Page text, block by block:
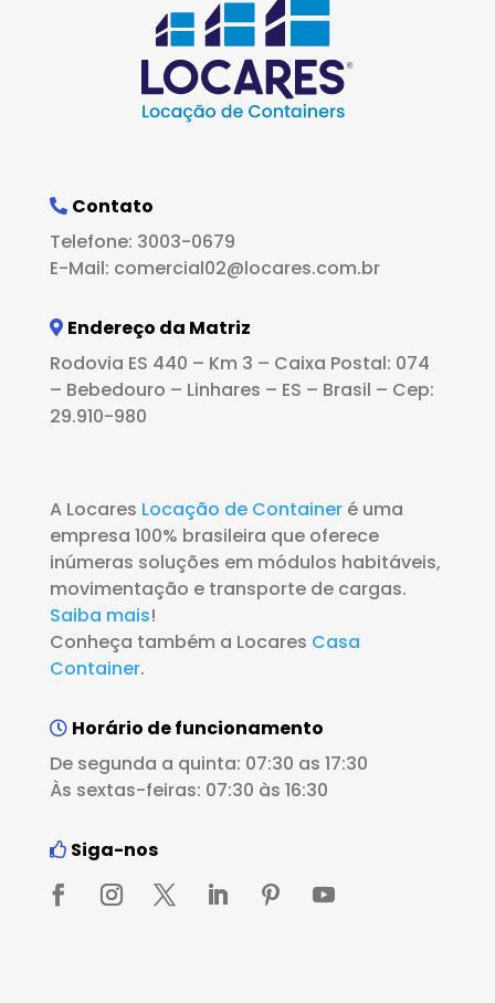
Contato
Telefone: 3003-0679
E-Mail: comercial02@locares.com.br
Endereço da Matriz
Rodovia ES 440 – Km 3 – Caixa Postal: 074
– Bebedouro – Linhares – ES – Brasil – Cep:
29.910-980
A Locares Locação de Containeré uma
empresa 100% brasileira que oferece
inúmeras soluções em módulos habitáveis,
movimentação e transporte de cargas.
Saiba mais!
Conheça também a Locares Casa
Container.
Horário de funcionamento
De segunda a quinta: 07:30 as 17:30
Às sextas-feiras: 07:30 às 16:30
Siga-nos